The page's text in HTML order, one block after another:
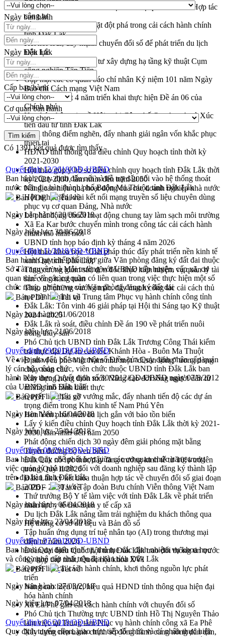
Diễn đàn Kinh tế tư nhân Việt Nam đột phá cơ chế - Hợp tác
công tư
Đề án 06 tạo bước ngoặt đột phá trong cải cách hành chính
tỉnh Đắk Lắk
Kết nối tour, đẩy mạnh chuyển đổi số để phát triển du lịch
Đắk Lắk
Khởi động Dự án Đầu tư xây dựng hạ tầng kỹ thuật Cụm
công nghiệp Tân Tiến
Gặp mặt các cơ quan báo chí nhân Kỷ niệm 101 năm Ngày
Báo chí Cách mạng Việt Nam
Đắk Lắk sơ kết 4 năm triển khai thực hiện Đề án 06 của
Chính phủ
Họp báo thông tin về Hội nghị Công bố Quy hoạch và Xúc
tiến đầu tư tỉnh Đắk Lắk
Khơi thông điểm nghẽn, đẩy nhanh giải ngân vốn khắc phục
thiên tai
HĐND tỉnh thông qua điều chỉnh Quy hoạch tỉnh thời kỳ
2021-2030
Hội thảo góp ý hồ sơ điều chỉnh quy hoạch tỉnh Đắk Lắk thời
kỳ 2021-2030, tầm nhìn đến năm 2050
Nâng cao hiệu quả hoạt động của các doanh nghiệp nhà nước
Hội nghị triển khai kết nối mạng truyền số liệu chuyên dùng
phục vụ cơ quan Đảng, Nhà nước
Lễ phát động chuỗi hoạt động chung tay làm sạch môi trường
Xã Ea Kar bước chuyển mình trong công tác cải cách hành
chính mô hình mới
UBND tỉnh họp báo định kỳ tháng 4 năm 2026
Hội thảo khoa học “Giải pháp thúc đẩy phát triển nền kinh tế
xanh tại tỉnh Đắk Lắk”
Tăng cường giám sát, đôn đốc thực hiện nhiệm vụ quản lý tài
sản công hàng tuần
Tháo gỡ những vướng mắc, đẩy mạnh công tác cải cách thủ
tục hành chính tại Trung tâm Phục vụ hành chính công tỉnh
Đắk Lắk: Tôn vinh 46 giải pháp tại Hội thi Sáng tạo Kỹ thuật
2024 - 2025
Đắk Lắk rà soát, điều chỉnh Đề án 190 về phát triển nuôi
trồng thủy sản
Phó Chủ tịch UBND tỉnh Đắk Lắk Trương Công Thái kiểm
tra thực địa Dự án cao tốc Khánh Hòa - Buôn Ma Thuột
Định vị cà phê Việt Nam như một “di sản sống” trong dòng
chảy toàn cầu
Xây dựng nông thôn mới: Nâng cao đời sống người dân từ
những mô hình thiết thực
Quyết liệt tháo gỡ vướng mắc, đẩy nhanh tiến độ các dự án
trọng điểm trong Khu kinh tế Nam Phú Yên
Hòn Yến phát triển du lịch gắn với bảo tồn biển
Lấy ý kiến điều chỉnh Quy hoạch tỉnh Đắk Lắk thời kỳ 2021-
2030, tầm nhìn đến năm 2050
Phát động chiến dịch 30 ngày đêm giải phóng mặt bằng
Tuyến đường bộ ven biển
Đắk Lắk nỗ lực thúc đẩy tăng trưởng kinh tế từ 10% trở lên
trong Quý II/2026
Đắk Lắk ký kết thỏa thuận hợp tác về chuyển đổi số giai đoạn
2026 – 2030 với Tập đoàn Bưu chính Viễn thông Việt Nam
Thứ trưởng Bộ Y tế làm việc với tỉnh Đắk Lắk về phát triển
nhân lực y tế cho trạm y tế cấp xã
Du lịch Đắk Lắk nâng tầm trải nghiệm du khách thông qua
Hệ thống cơ sở dữ liệu và Bản đồ số
Tập huấn ứng dụng trí tuệ nhân tạo (AI) trong thương mại
điện tử năm 2026
Đoàn đại biểu Quốc hội tỉnh Đắk Lắk trao đổi thông tin trước
Kỳ họp thứ nhất, Quốc hội khóa XVI
Quyết liệt cải cách hành chính, khơi thông nguồn lực phát
triển
Nâng cao hiệu lực, hiệu quả HĐND tỉnh thông qua hiện đại
hóa hành chính
Xã Ea Phê gắn cải cách hành chính với chuyển đổi số
Phó Chủ tịch Thường trực UBND tỉnh Hồ Thị Nguyên Thảo
làm việc tại Trung tâm Phục vụ hành chính công xã Ea Phê
Xây dựng nền hành chính số đồng hành cùng nông dân dân,
Ngày ban hành
Ngày hiệu lực
Cấp ban hành
Cơ quan ban hành
Có 1391kết quả được tìm thấy
Quyết định 12/2018/QĐ-UBND
Ban hành Quy định đấu nối và hỗ trợ đấu nối vào hệ thống thoát
nước trên địa bàn thành phố Buôn Ma Thuột, tỉnh Đắk Lắk
Bản PDF
Tải về
Ngày ban hành:20/06/2018
Ngày hiệu lực:30/06/2018
Quyết định 11/2018/QĐ-UBND
Ban hành Quy chế phối hợp giữa Văn phòng đăng ký đất đai thuộc
Sở Tài nguyên và Môi trường với UBND cấp huyện, cấp xã, cơ
quan thuế và các cơ quan có liên quan trong việc thực hiện một số
chức năng, nhiệm vụ của Văn phòng đăng ký đất đai
Bản PDF
Tải về
Ngày ban hành:01/06/2018
Ngày hiệu lực:21/06/2018
Quyết định 09/2018/QĐ-UBND
Về việc sửa đổi, bổ sung một số Điều của Quy định phân cấp quản
lý cán bộ, công chức, viên chức thuộc UBND tỉnh Đắk Lắk ban
hành kèm theo Quyết định số 30/2012/QĐ-UBND ngày 07/8/2012
của UBND tỉnh Đắk Lắk
Bản PDF
Tải về
Ngày ban hành:16/04/2018
Ngày hiệu lực:25/04/2018
Quyết định 08/2018/QĐ-UBND
Ban hành Quy chế phối hợp giữa các cơ quan chức năng trong
việc quản lý nhà nước đối với doanh nghiệp sau đăng ký thành lập
trên địa bàn tỉnh Đắk Lắk
Bản PDF
Tải về
Ngày ban hành:06/04/2018
Ngày hiệu lực:23/04/2018
Quyết định 07/2018/QĐ-UBND
Ban hành Quy định trình tự, thủ tục xác định nhiệm vụ khoa học
và công nghệ cấp tỉnh trên địa bàn tỉnh Đắk Lắk
Bản PDF
Tải về
Ngày ban hành:27/03/2018
Ngày hiệu lực:07/04/2018
Quyết định 06/2018/QĐ-UBND
Quy định tuyển chọn, giao trực tiếp tổ chức và cá nhân thực hiện